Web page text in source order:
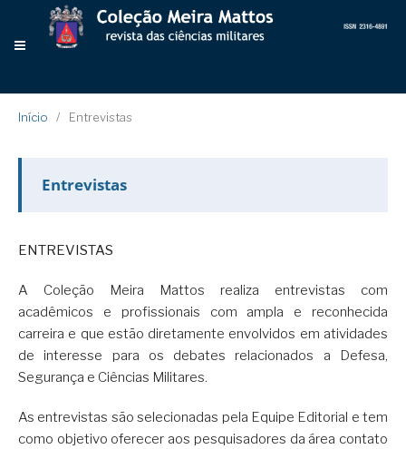
Início / Entrevistas
Entrevistas
ENTREVISTAS
A Coleção Meira Mattos realiza entrevistas com
acadêmicos e profissionais com ampla e reconhecida
carreira e que estão diretamente envolvidos em atividades
de interesse para os debates relacionados a Defesa,
Segurança e Ciências Militares.
As entrevistas são selecionadas pela Equipe Editorial e tem
como objetivo oferecer aos pesquisadores da área contato